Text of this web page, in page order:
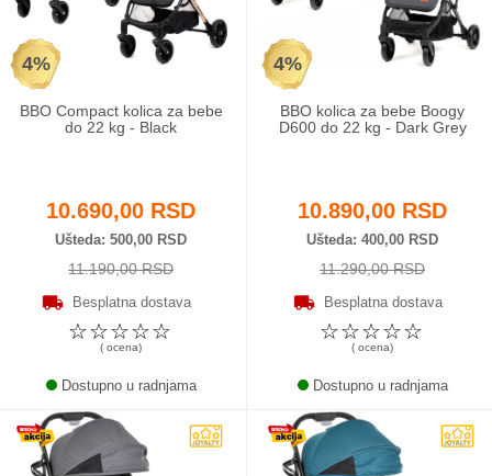
4%
BBO Compact kolica za bebe
do 22 kg - Black
10.690,00 RSD
Ušteda 500,00 RSD
11.190,00 RSD
Besplatna dostava
☆
☆
☆
☆
☆
( ocena)
Dostupno u radnjama
4%
BBO kolica za bebe Boogy
D600 do 22 kg - Dark Grey
10.890,00 RSD
Ušteda 400,00 RSD
11.290,00 RSD
Besplatna dostava
☆
☆
☆
☆
☆
( ocena)
Dostupno u radnjama